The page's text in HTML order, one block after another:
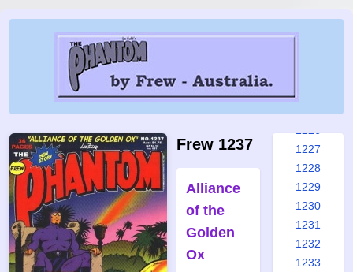
Frew 1237
Alliance
of the
Golden
Ox
1220
1221
1227
1228
1229
1230
1231
1232
1233